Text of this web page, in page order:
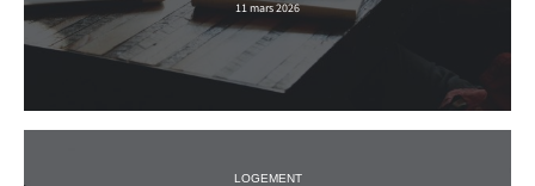
11 mars 2026
LOGEMENT